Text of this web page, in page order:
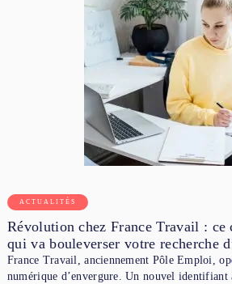
ACTUALITÉS
Révolution chez France Travail : ce
qui va bouleverser votre recherche
France Travail, anciennement Pôle Emploi,
numérique d’envergure. Un nouvel identifiant